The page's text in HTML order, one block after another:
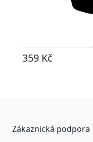
359 Kč
Zákaznická podpora